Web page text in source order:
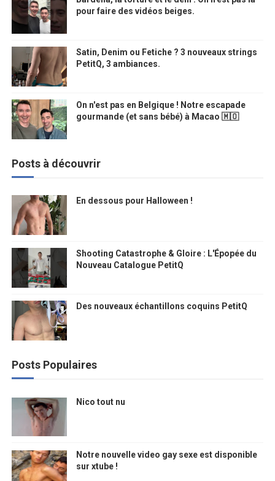
pour faire des vidéos beiges.
Satin, Denim ou Fetiche ? 3 nouveaux strings
PetitQ, 3 ambiances.
On n'est pas en Belgique ! Notre escapade
gourmande (et sans bébé) à Macao 🇲🇴
Posts à découvrir
En dessous pour Halloween !
Shooting Catastrophe & Gloire : L'Épopée du
Nouveau Catalogue PetitQ
Des nouveaux échantillons coquins PetitQ
Posts Populaires
Nico tout nu
Notre nouvelle video gay sexe est disponible
sur xtube !